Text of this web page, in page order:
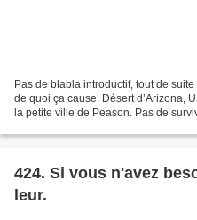
Pas de blabla introductif, tout de
de quoi ça cause. Désert d’Arizona,
la petite ville de Peason. Pas de
424. Si vous n'avez
leur.